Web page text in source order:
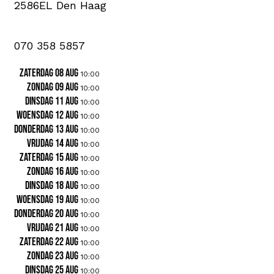
2586EL Den Haag
070 358 5857
zaterdag 08 aug 10:00
zondag 09 aug 10:00
dinsdag 11 aug 10:00
woensdag 12 aug 10:00
donderdag 13 aug 10:00
vrijdag 14 aug 10:00
zaterdag 15 aug 10:00
zondag 16 aug 10:00
dinsdag 18 aug 10:00
woensdag 19 aug 10:00
donderdag 20 aug 10:00
vrijdag 21 aug 10:00
zaterdag 22 aug 10:00
zondag 23 aug 10:00
dinsdag 25 aug 10:00